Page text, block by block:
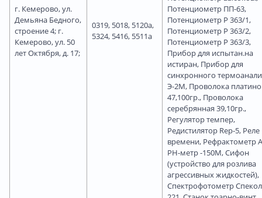
г. Кемерово, ул.
Демьяна Бедного,
строение 4; г.
Кемерово, ул. 50
лет Октября, д. 17;
0319, 5018, 5120а,
5324, 5416, 5511а
Потенциометр ПП-63,
Потенциометр Р 363/1,
Потенциометр Р 363/2,
Потенциометр Р 363/3,
Прибор для испытан.на
истиран, Прибор для
синхронного
Э-2М, Проволока
47,100гр., Проволока
серебрянная 39,10гр.,
Регулятор темпер,
Редистилятор Rер-5, Реле
времени, Рефрактометр
РН-метр -150М, Сифон
(устройство для розлива
агрессивных жидкостей),
Спектрофотометр